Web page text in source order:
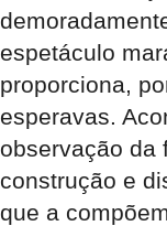
espetáculo
proporciona,
esperavas.
observação da
construção e
que a